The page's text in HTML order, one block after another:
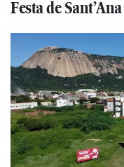
Festa de